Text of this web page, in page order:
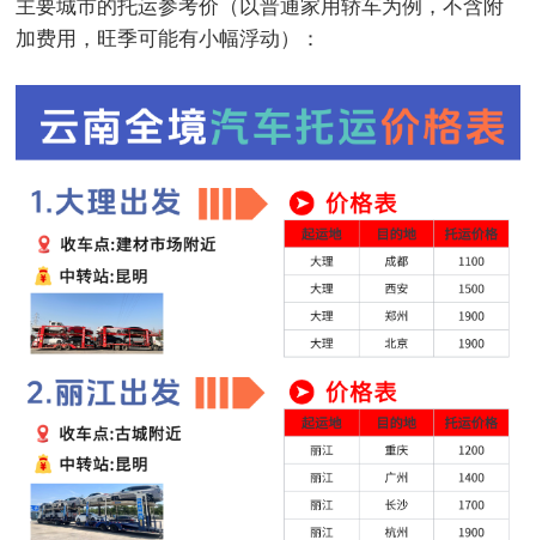
主要城市的托运参考价（以普通家用轿车为例，不含附
加费用，旺季可能有小幅浮动）：